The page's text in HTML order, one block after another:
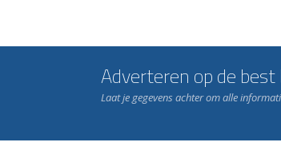
Adverteren op de
Laat je gegevens achter om alle